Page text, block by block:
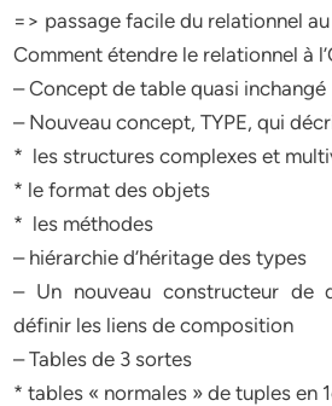
=> passage facile du relationnel
Comment étendre le relationnel à
– Concept de table quasi inchangé
– Nouveau concept, TYPE, qui
* les structures complexes et
* le format des objets
* les méthodes
– hiérarchie d’héritage des types
– Un nouveau constructeur de
définir les liens de composition
– Tables de 3 sortes
* tables « normales » de tuples en